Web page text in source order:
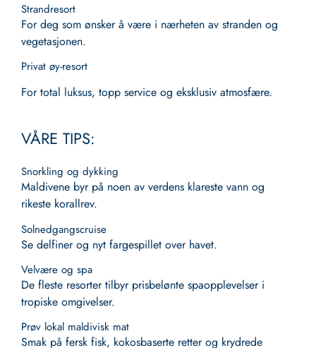
Strandresort
For deg som ønsker å være i nærheten av stranden og
vegetasjonen.
Privat øy-resort
For total luksus, topp service og eksklusiv atmosfære.
VÅRE TIPS:
Snorkling og dykking
Maldivene byr på noen av verdens klareste vann og
rikeste korallrev.
Solnedgangscruise
Se delfiner og nyt fargespillet over havet.
Velvære og spa
De fleste resorter tilbyr prisbelønte spaopplevelser i
tropiske omgivelser.
Prøv lokal maldivisk mat
Smak på fersk fisk, kokosbaserte retter og krydrede